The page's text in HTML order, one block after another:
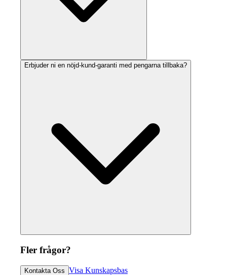
Erbjuder ni en nöjd-kund-garanti med pengarna tillbaka?
Fler frågor?
Kontakta Oss Visa Kunskapsbas